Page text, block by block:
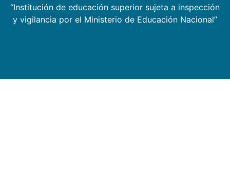
“Institución de educación superior sujeta a inspección
y vigilancia por el Ministerio de Educación Nacional”